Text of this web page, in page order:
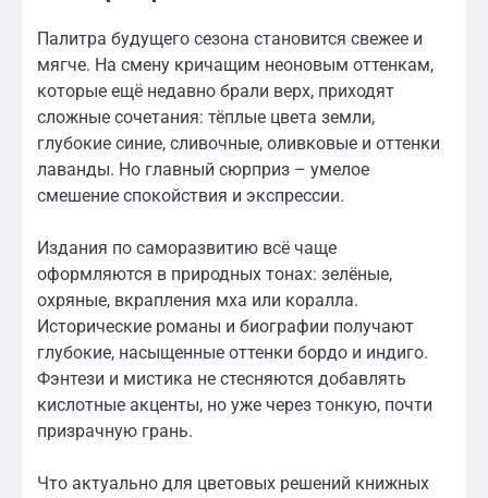
Палитра будущего сезона становится свежее и
мягче. На смену кричащим неоновым оттенкам,
которые ещё недавно брали верх, приходят
сложные сочетания: тёплые цвета земли,
глубокие синие, сливочные, оливковые и оттенки
лаванды. Но главный сюрприз – умелое
смешение спокойствия и экспрессии.
Издания по саморазвитию всё чаще
оформляются в природных тонах: зелёные,
охряные, вкрапления мха или коралла.
Исторические романы и биографии получают
глубокие, насыщенные оттенки бордо и индиго.
Фэнтези и мистика не стесняются добавлять
кислотные акценты, но уже через тонкую, почти
призрачную грань.
Что актуально для цветовых решений книжных